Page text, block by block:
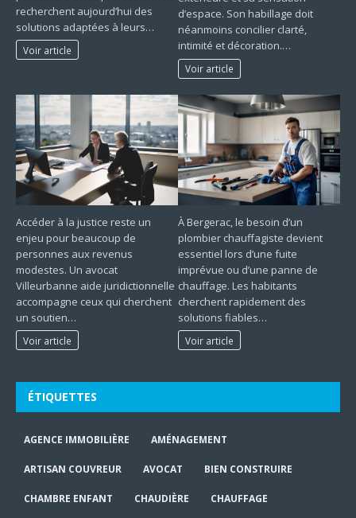
recherchent aujourd’hui des
solutions adaptées à leurs…
Voir article
d’espace. Son habillage doit
néanmoins concilier clarté,
intimité et décoration.…
Voir article
Accéder à la justice reste un
enjeu pour beaucoup de
personnes aux revenus
modestes. Un avocat
Villeurbanne aide juridictionnelle
accompagne ceux qui cherchent
un soutien…
Voir article
À Bergerac, le besoin d’un
plombier chauffagiste devient
essentiel lors d’une fuite
imprévue ou d’une panne de
chauffage. Les habitants
cherchent rapidement des
solutions fiables…
Voir article
ÉTIQUETTES
AGENCE IMMOBILIÈRE AMÉNAGEMENT
ARTISAN COUVREUR AVOCAT BIEN CONSTRUIRE
CHAMBRE ENFANT CHAUDIÈRE CHAUFFAGE